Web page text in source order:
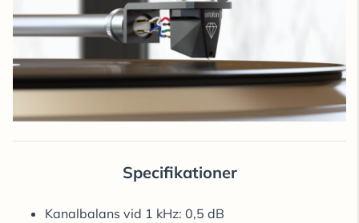
Specifikationer
Kanalbalans vid 1 kHz: 0,5 dB